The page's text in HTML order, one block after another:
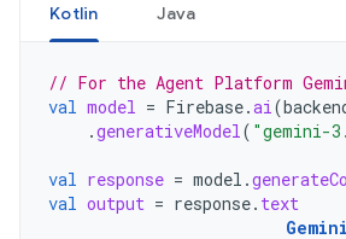
Kotlin Java
// For the Agent Platform
val model = Firebase.ai (
.generativeModel ( "gemini-
val response = model .
val output = response. text